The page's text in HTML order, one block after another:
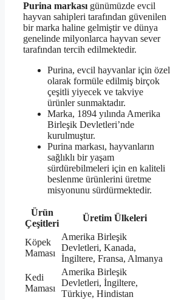
Purina markası günümüzde evcil
hayvan sahipleri tarafından güvenilen
bir marka haline gelmiştir ve dünya
genelinde milyonlarca hayvan sever
tarafından tercih edilmektedir.
Purina, evcil hayvanlar için özel
olarak formüle edilmiş birçok
çeşitli yiyecek ve takviye
ürünler sunmaktadır.
Marka, 1894 yılında Amerika
Birleşik Devletleri’nde
kurulmuştur.
Purina markası, hayvanların
sağlıklı bir yaşam
sürdürebilmeleri için en kaliteli
beslenme ürünlerini üretme
misyonunu sürdürmektedir.
Ürün
Çeşitleri
Üretim Ülkeleri
Köpek
Maması
Amerika Birleşik
Devletleri, Kanada,
İngiltere, Fransa, Almanya
Kedi
Maması
Amerika Birleşik
Devletleri, İngiltere,
Türkiye, Hindistan